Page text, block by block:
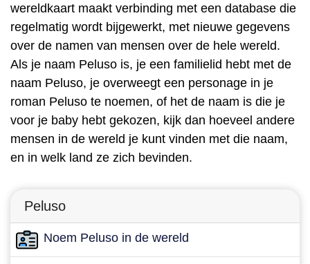
wereldkaart maakt verbinding met een database die
regelmatig wordt bijgewerkt, met nieuwe gegevens
over de namen van mensen over de hele wereld.
Als je naam Peluso is, je een familielid hebt met de
naam Peluso, je overweegt een personage in je
roman Peluso te noemen, of het de naam is die je
voor je baby hebt gekozen, kijk dan hoeveel andere
mensen in de wereld je kunt vinden met die naam,
en in welk land ze zich bevinden.
Peluso
Noem Peluso in de wereld